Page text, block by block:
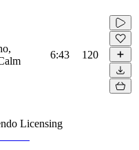
6:43 120
Licensing